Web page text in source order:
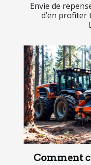
Envie de
d’en profiter
Comment